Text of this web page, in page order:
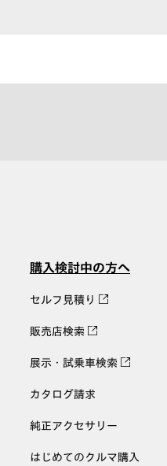
購入検討中の方へ
セルフ見積り
販売店検索
展示・試乗車検索
カタログ請求
純正アクセサリー
はじめてのクルマ購入